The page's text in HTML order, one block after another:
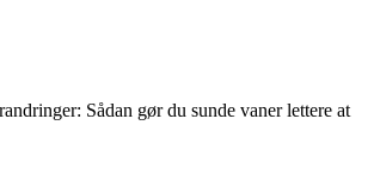
Sådan gør du sunde vaner lettere at